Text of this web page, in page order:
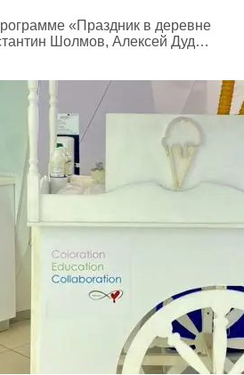
«Праздник в деревне
Шолмов, Алексей Дуд…